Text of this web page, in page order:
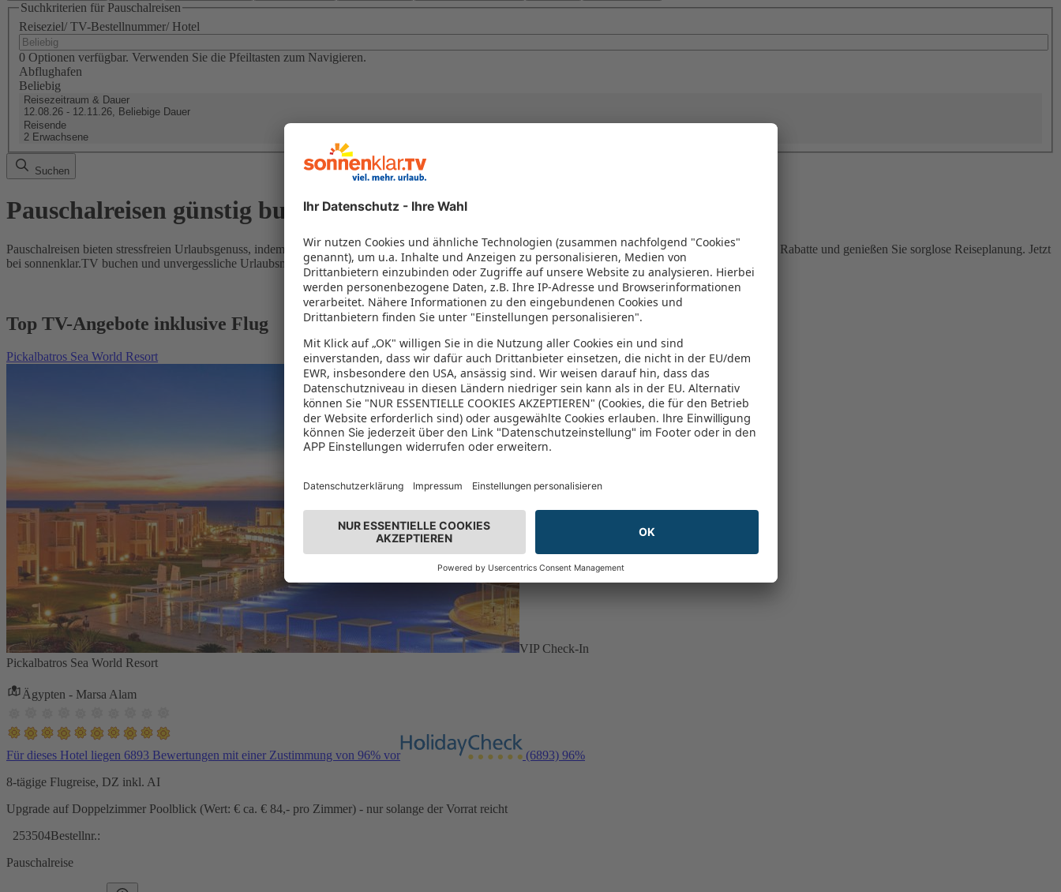
Suchkriterien für Pauschalreisen
Reiseziel/ TV-Bestellnummer/ Hotel
0 Optionen verfügbar. Verwenden Sie die Pfeiltasten zum Navigieren.
Abflughafen
Beliebig
Reisezeitraum & Dauer
12.08.26 - 12.11.26, Beliebige Dauer
Reisende
2 Erwachsene
Suchen
Pauschalreisen günstig buchen
Pauschalreisen bieten stressfreien Urlaubsgenuss, indem Flug und Hotel in einem Paket kombiniert werden – das spart Zeit und Geld. Nutzen Sie attraktive Rabatte und genießen Sie sorglose Reiseplanung. Jetzt
bei sonnenklar.TV buchen und unvergessliche Urlaubsmomente erleben!
Top TV-Angebote inklusive Flug
Pickalbatros Sea World Resort
VIP Check-In
Pickalbatros Sea World Resort
Ägypten - Marsa Alam
Für dieses Hotel liegen 6893 Bewertungen mit einer Zustimmung von 96% vor (6893) 96%
8-tägige Flugreise, DZ inkl. AI
Upgrade auf Doppelzimmer Poolblick (Wert: € ca. € 84,- pro Zimmer) - nur solange der Vorrat reicht
253504Bestellnr.:
Pauschalreise